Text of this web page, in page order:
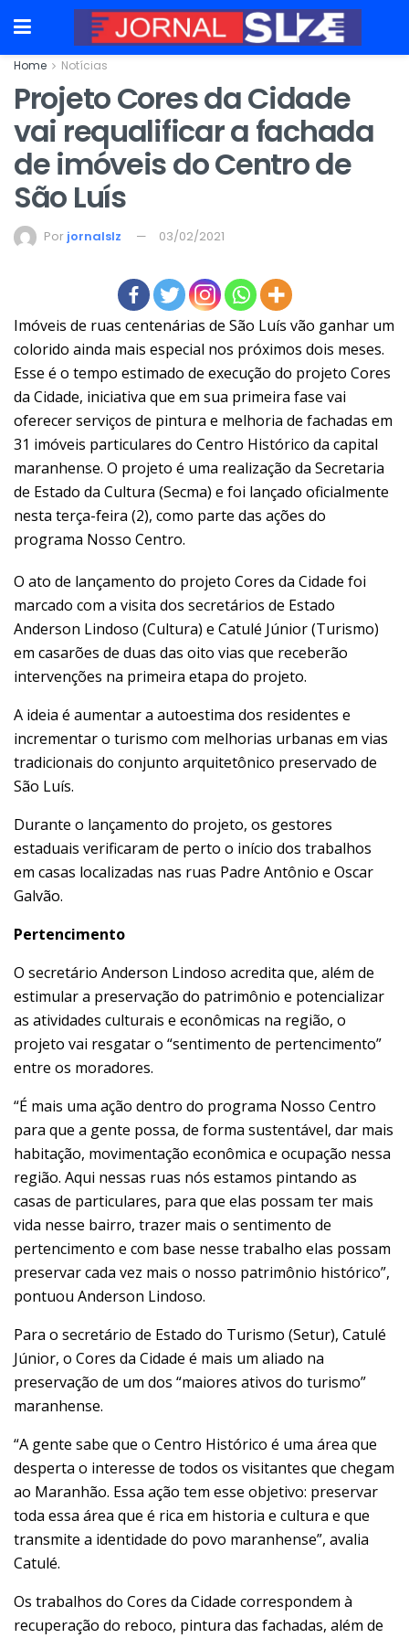
Home Notícias
Projeto Cores da Cidade
vai requalificar a fachada
de imóveis do Centro de
São Luís
Por jornalslz 03/02/2021
Imóveis de ruas centenárias de São Luís vão ganhar um
colorido ainda mais especial nos próximos dois meses.
Esse é o tempo estimado de execução do projeto Cores
da Cidade, iniciativa que em sua primeira fase vai
oferecer serviços de pintura e melhoria de fachadas em
31 imóveis particulares do Centro Histórico da capital
maranhense. O projeto é uma realização da Secretaria
de Estado da Cultura (Secma) e foi lançado oficialmente
nesta terça-feira (2), como parte das ações do
programa Nosso Centro.
O ato de lançamento do projeto Cores da Cidade foi
marcado com a visita dos secretários de Estado
Anderson Lindoso (Cultura) e Catulé Júnior (Turismo)
em casarões de duas das oito vias que receberão
intervenções na primeira etapa do projeto.
A ideia é aumentar a autoestima dos residentes e
incrementar o turismo com melhorias urbanas em vias
tradicionais do conjunto arquitetônico preservado de
São Luís.
Durante o lançamento do projeto, os gestores
estaduais verificaram de perto o início dos trabalhos
em casas localizadas nas ruas Padre Antônio e Oscar
Galvão.
Pertencimento
O secretário Anderson Lindoso acredita que, além de
estimular a preservação do patrimônio e potencializar
as atividades culturais e econômicas na região, o
projeto vai resgatar o “sentimento de pertencimento”
entre os moradores.
“É mais uma ação dentro do programa Nosso Centro
para que a gente possa, de forma sustentável, dar mais
habitação, movimentação econômica e ocupação nessa
região. Aqui nessas ruas nós estamos pintando as
casas de particulares, para que elas possam ter mais
vida nesse bairro, trazer mais o sentimento de
pertencimento e com base nesse trabalho elas possam
preservar cada vez mais o nosso patrimônio histórico”,
pontuou Anderson Lindoso.
Para o secretário de Estado do Turismo (Setur), Catulé
Júnior, o Cores da Cidade é mais um aliado na
preservação de um dos “maiores ativos do turismo”
maranhense.
“A gente sabe que o Centro Histórico é uma área que
desperta o interesse de todos os visitantes que chegam
ao Maranhão. Essa ação tem esse objetivo: preservar
toda essa área que é rica em historia e cultura e que
transmite a identidade do povo maranhense”, avalia
Catulé.
Os trabalhos do Cores da Cidade correspondem à
recuperação do reboco, pintura das fachadas, além de